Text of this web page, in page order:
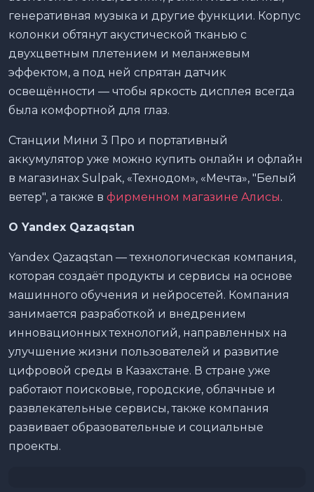
генеративная музыка и другие функции. Корпус
колонки обтянут акустической тканью с
двухцветным плетением и меланжевым
эффектом, а под ней спрятан датчик
освещённости — чтобы яркость дисплея всегда
была комфортной для глаз.
Станции Мини 3 Про и портативный
аккумулятор уже можно купить онлайн и офлайн
в магазинах Sulpak, «Технодом», «Мечта», "Белый
ветер", а также в фирменном магазине Алисы.
О Yandex Qazaqstan
Yandex Qazaqstan — технологическая компания,
которая создаёт продукты и сервисы на основе
машинного обучения и нейросетей. Компания
занимается разработкой и внедрением
инновационных технологий, направленных на
улучшение жизни пользователей и развитие
цифровой среды в Казахстане. В стране уже
работают поисковые, городские, облачные и
развлекательные сервисы, также компания
развивает образовательные и социальные
проекты.